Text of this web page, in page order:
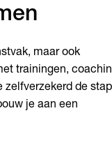
maar ook
trainingen,
zelfverzekerd de stap
je aan een